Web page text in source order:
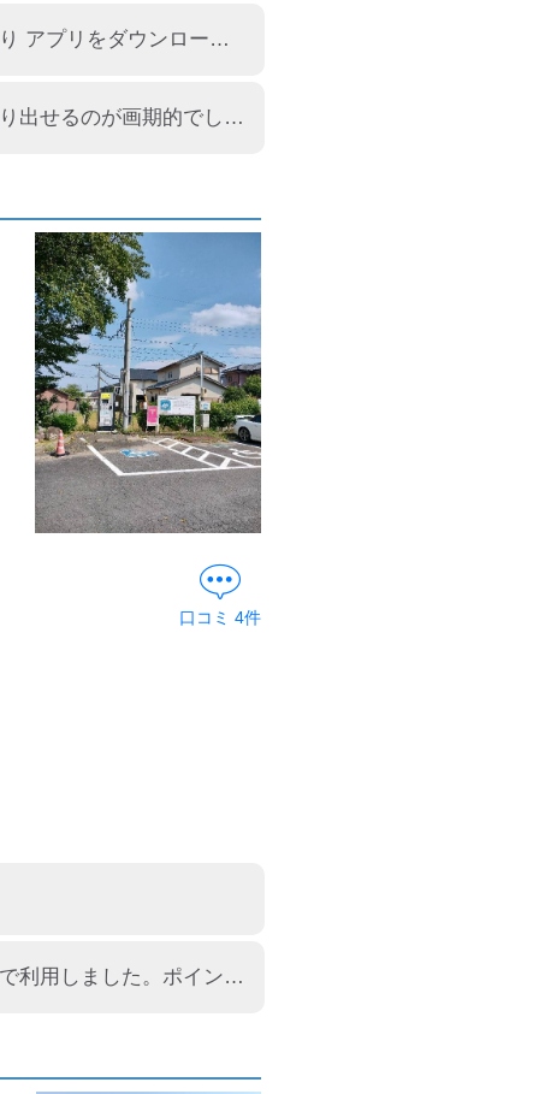
充電出来た電力量のみの支払いが画期的。 事前にカードを作ったり アプリをダウンロードしたり 会員登録したり しなくて良い。 これがどんどん普及していくと EV車ユーザーも安心して充電出来る。
クレカ決済で充電出来ました。 クレカ承認したらコネクターが取り出せるのが画期的でした。 最大45分の充電で思った以上充電出来ました。
口コミ 4件
リピートで利用です。やはり使いやすいです。 今日は、楽天ペイで利用しました。ポイントもつくのでお得ですね。